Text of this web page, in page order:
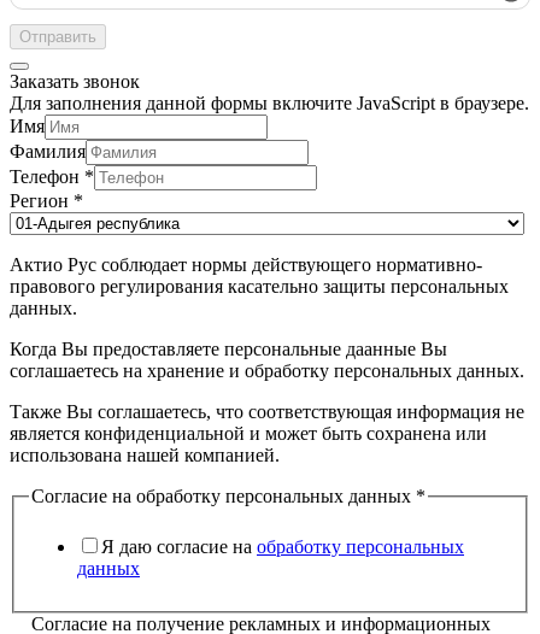
Отправить
Заказать звонок
Для заполнения данной формы включите JavaScript в браузере.
Имя
Фамилия
Телефон *
Регион *
Актио Рус соблюдает нормы действующего нормативно-
правового регулирования касательно защиты персональных
данных.
Когда Вы предоставляете персональные даанные Вы
соглашаетесь на хранение и обработку персональных данных.
Также Вы соглашаетесь, что соответствующая информация не
является конфиденциальной и может быть сохранена или
использована нашей компанией.
Согласие на обработку персональных данных *
Я даю согласие на обработку персональных
данных
Согласие на получение рекламных и информационных